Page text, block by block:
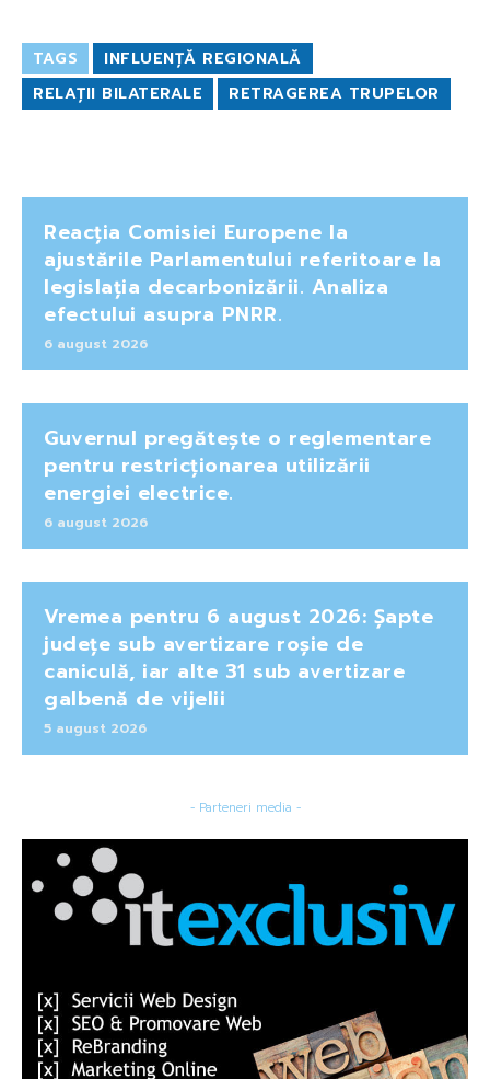
TAGS
INFLUENȚĂ REGIONALĂ
RELAȚII BILATERALE
RETRAGEREA TRUPELOR
Reacția Comisiei Europene la
ajustările Parlamentului referitoare la
legislația decarbonizării. Analiza
efectului asupra PNRR.
6 august 2026
Guvernul pregătește o reglementare
pentru restricționarea utilizării
energiei electrice.
6 august 2026
Vremea pentru 6 august 2026: Șapte
județe sub avertizare roșie de
caniculă, iar alte 31 sub avertizare
galbenă de vijelii
5 august 2026
- Parteneri media -